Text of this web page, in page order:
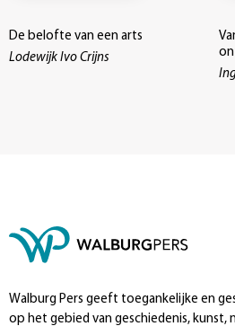
De belofte van een arts
Lodewijk Ivo Crijns
Walburg Pers geeft toegankelijke en
op het gebied van geschiedenis, kunst,